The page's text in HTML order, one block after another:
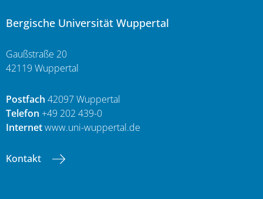
Bergische Universität Wuppertal
Gaußstraße 20
42119 Wuppertal
Postfach 42097 Wuppertal
Telefon +49 202 439-0
Internetwww.uni-wuppertal.de
Kontakt